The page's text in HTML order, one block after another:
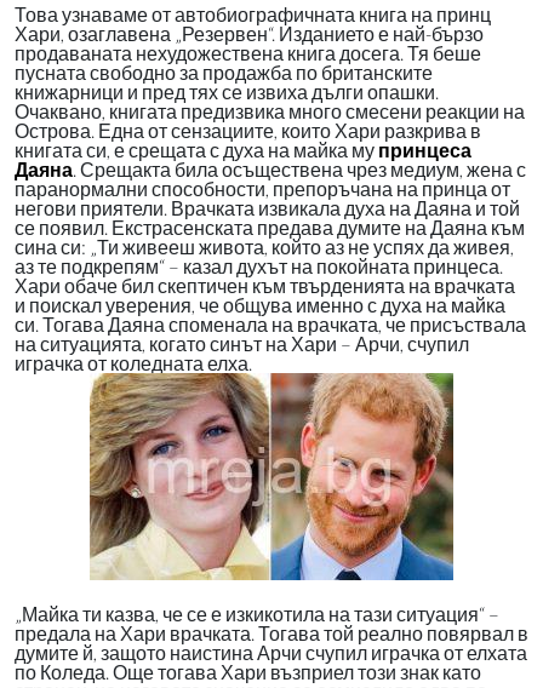
Това узнаваме от автобиографичната книга на принц
Хари, озаглавена „Резервен“. Изданието е най-бързо
продаваната нехудожествена книга досега. Тя беше
пусната свободно за продажба по британските
книжарници и пред тях се извиха дълги опашки.
Очаквано, книгата предизвика много смесени реакции на
Острова. Една от сензациите, които Хари разкрива в
книгата си, е срещата с духа на майка му принцеса
Даяна . Срещакта била осъществена чрез медиум, жена с
паранормални способности, препоръчана на принца от
негови приятели. Врачката извикала духа на Даяна и той
се появил. Екстрасенската предава думите на Даяна към
сина си: „Ти живееш живота, който аз не успях да живея,
аз те подкрепям“ – казал духът на покойната принцеса.
Хари обаче бил скептичен към твърденията на врачката
и поискал уверения, че общува именно с духа на майка
си. Тогава Даяна споменала на врачката, че присъствала
на ситуацията, когато синът на Хари – Арчи, счупил
играчка от коледната елха.
„Майка ти казва, че се е изкикотила на тази ситуация“ –
предала на Хари врачката. Тогава той реално повярвал в
думите й, защото наистина Арчи счупил играчка от елхата
по Коледа. Още тогава Хари възприел този знак като